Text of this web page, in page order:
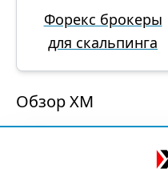
Форекс брокеры
для скальпинга
Обзор XM